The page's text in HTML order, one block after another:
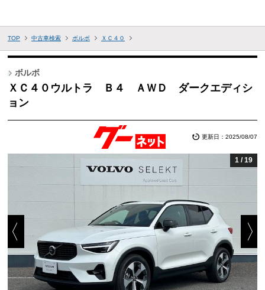
TOP 中古車検索 ボルボ ＸＣ４０
ボルボ
ＸＣ４０ウルトラ Ｂ４ ＡＷＤ ダークエディシ
ョン
更新日：2025/08/07
1 /19